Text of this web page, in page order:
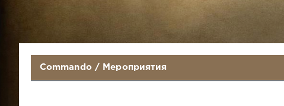
Commando/ Мероприятия